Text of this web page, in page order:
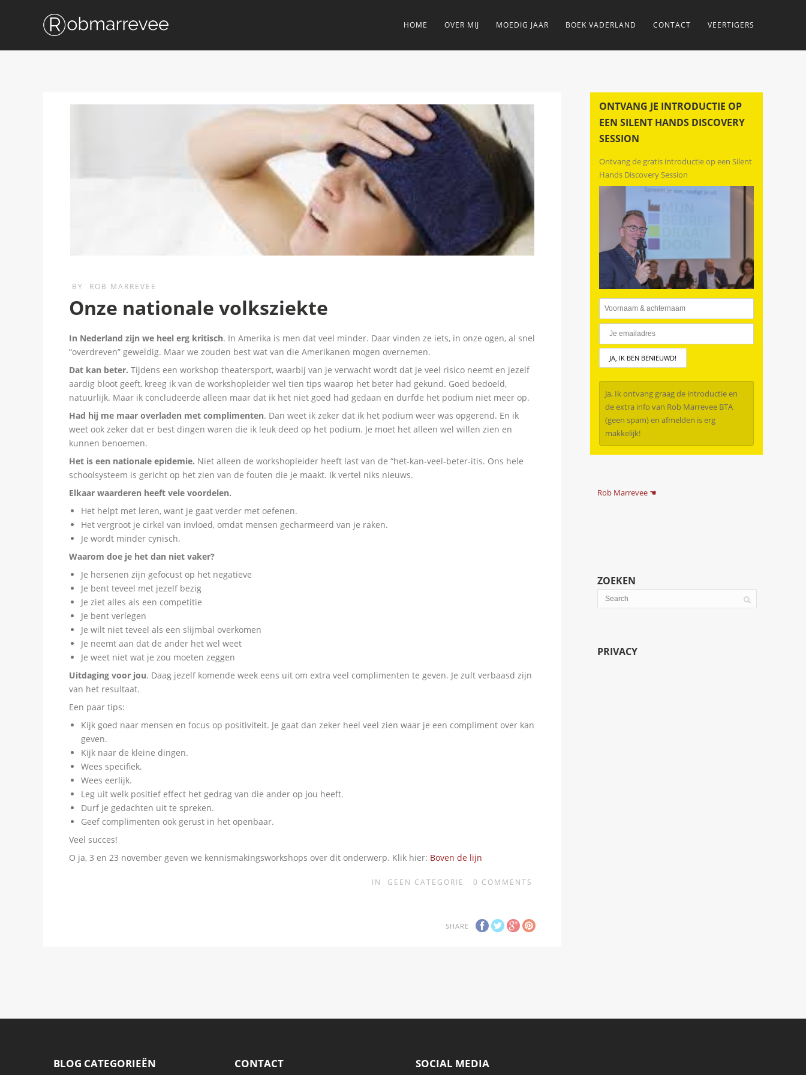
HOME OVER MIJ MOEDIG JAAR BOEK VADERLAND CONTACT VEERTIGERS
BY ROB MARREVEE
Onze nationale volksziekte
In Nederland zijn we heel erg kritisch. In Amerika is men dat veel minder. Daar vinden ze iets, in onze ogen, al snel
“overdreven” geweldig. Maar we zouden best wat van die Amerikanen mogen overnemen.
Dat kan beter.Tijdens een workshop theatersport, waarbij van je verwacht wordt dat je veel risico neemt en jezelf
aardig bloot geeft, kreeg ik van de workshopleider wel tien tips waarop het beter had gekund. Goed bedoeld,
natuurlijk. Maar ik concludeerde alleen maar dat ik het niet goed had gedaan en durfde het podium niet meer op.
Had hij me maar overladen met complimenten. Dan weet ik zeker dat ik het podium weer was opgerend. En ik
weet ook zeker dat er best dingen waren die ik leuk deed op het podium. Je moet het alleen wel willen zien en
kunnen benoemen.
Het is een nationale epidemie. Niet alleen de workshopleider heeft last van de “het-kan-veel-beter-itis. Ons hele
schoolsysteem is gericht op het zien van de fouten die je maakt. Ik vertel niks nieuws.
Elkaar waarderen heeft vele voordelen.
Het helpt met leren, want je gaat verder met oefenen.
Het vergroot je cirkel van invloed, omdat mensen gecharmeerd van je raken.
Je wordt minder cynisch.
Waarom doe je het dan niet vaker?
Je hersenen zijn gefocust op het negatieve
Je bent teveel met jezelf bezig
Je ziet alles als een competitie
Je bent verlegen
Je wilt niet teveel als een slijmbal overkomen
Je neemt aan dat de ander het wel weet
Je weet niet wat je zou moeten zeggen
Uitdaging voor jou. Daag jezelf komende week eens uit om extra veel complimenten te geven. Je zult verbaasd zijn
van het resultaat.
Een paar tips:
Kijk goed naar mensen en focus op positiviteit. Je gaat dan zeker heel veel zien waar je een compliment over kan
geven.
Kijk naar de kleine dingen.
Wees specifiek.
Wees eerlijk.
Leg uit welk positief effect het gedrag van die ander op jou heeft.
Durf je gedachten uit te spreken.
Geef complimenten ook gerust in het openbaar.
Veel succes!
O ja, 3 en 23 november geven we kennismakingsworkshops over dit onderwerp. Klik hier: Boven de lijn
IN GEEN CATEGORIE 0 COMMENTS
SHARE
ONTVANG JE INTRODUCTIE OP
EEN SILENT HANDS DISCOVERY
SESSION
Ontvang de gratis introductie op een Silent
Hands Discovery Session
Ja, Ik ontvang graag de introductie en
de extra info van Rob Marrevee BTA
(geen spam) en afmelden is erg
makkelijk!
Rob Marrevee ☚
ZOEKEN
PRIVACY
BLOG CATEGORIEËN CONTACT SOCIAL MEDIA